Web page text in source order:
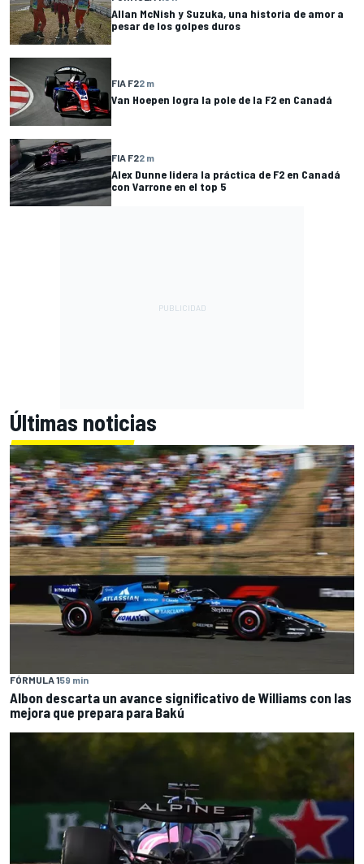
Allan McNish y Suzuka, una historia de amor a
pesar de los golpes duros
FIA F22 m
Van Hoepen logra la pole de la F2 en Canadá
FIA F22 m
Alex Dunne lidera la práctica de F2 en Canadá
con Varrone en el top 5
Últimas noticias
FÓRMULA 159 min
Albon descarta un avance significativo de Williams con las
mejora que prepara para Bakú